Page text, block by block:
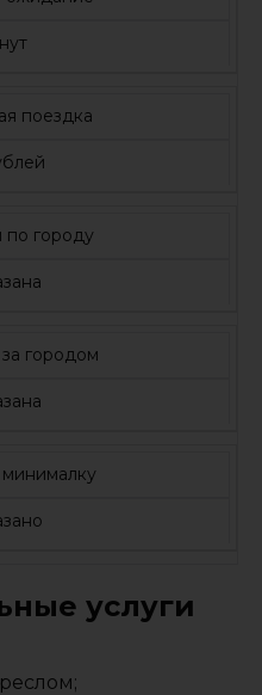
поездка
по городу
городом
услуги